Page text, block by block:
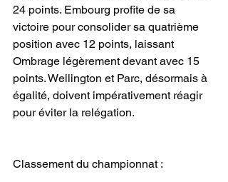
24 points. Embourg profite de sa
victoire pour consolider sa quatrième
position avec 12 points, laissant
Ombrage légèrement devant avec 15
points. Wellington et Parc, désormais à
égalité, doivent impérativement réagir
pour éviter la relégation.
Classement du championnat :